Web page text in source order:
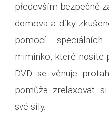
především bezpečně
domova a díky
pomocí
miminko, které nosíte
DVD se věnuje
pomůže zrelaxovat
své síly.